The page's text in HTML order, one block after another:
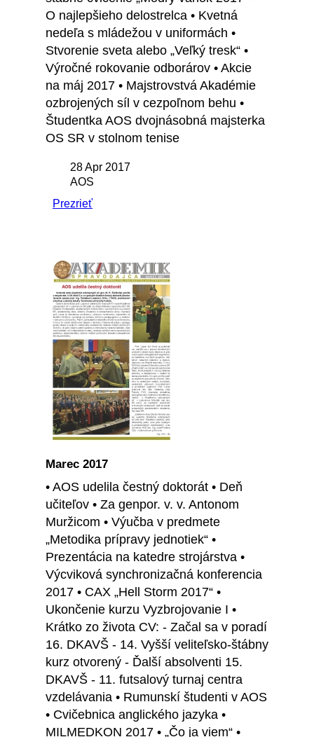
O najlepšieho delostrelca • Kvetná
nedeľa s mládežou v uniformách •
Stvorenie sveta alebo „Veľký tresk“ •
Výročné rokovanie odborárov • Akcie
na máj 2017 • Majstrovstvá Akadémie
ozbrojených síl v cezpoľnom behu •
Študentka AOS dvojnásobná majsterka
OS SR v stolnom tenise
28 Apr 2017
AOS
Prezrieť
Marec 2017
• AOS udelila čestný doktorát • Deň
učiteľov • Za genpor. v. v. Antonom
Muržicom • Výučba v predmete
„Metodika prípravy jednotiek“ •
Prezentácia na katedre strojárstva •
Výcviková synchronizačná konferencia
2017 • CAX „Hell Storm 2017“ •
Ukončenie kurzu Vyzbrojovanie I •
Krátko zo života CV: - Začal sa v poradí
16. DKAVŠ - 14. Vyšší veliteľsko-štábny
kurz otvorený - Ďalší absolventi 15.
DKAVŠ - 11. futsalový turnaj centra
vzdelávania • Rumunskí študenti v AOS
• Cvičebnica anglického jazyka •
MILMEDKON 2017 • „Čo ja viem“ •